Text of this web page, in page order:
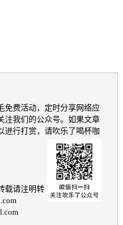
免费活动，定时分享网络应
注我们的公众号。如果文章
进行打赏，请吹乐了喝杯咖
载请注明转